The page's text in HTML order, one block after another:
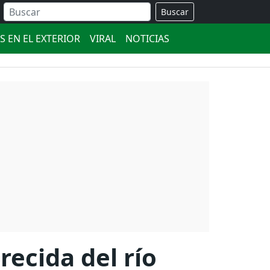
Buscar
EN EL EXTERIOR VIRAL NOTICIAS
del río